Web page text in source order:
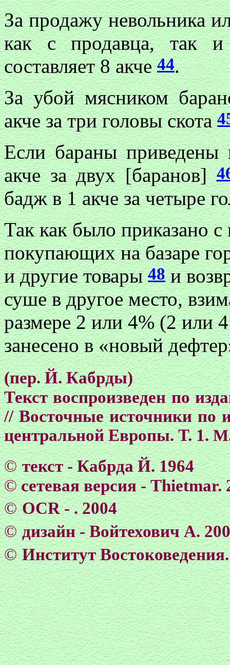
За продажу невольника
как с продавца, так
составляет 8 акче44.
За убой мясником
акче за три головы скота
Если бараны приведены
акче за двух [баранов]
бадж в 1 акче за четыре
Так как было приказано
покупающих на базаре
и другие товары48и
суше в другое место,
размере 2 или 4% (2 или
занесено в «новый
(пер. Й. Кабрды)
Текст воспроизведен по
// Восточные источники по
центральной Европы. Т. 1.М.
© текст - Кабрда Й. 1964
©сетевая версия - Тhietmar.
© OCR -. 2004
© дизайн - Войтехович А.
© Институт